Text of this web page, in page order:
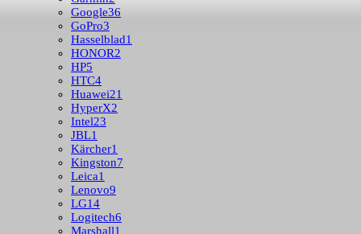
Google36
GoPro3
Hasselblad1
HONOR2
HP5
HTC4
Huawei21
HyperX2
Intel23
JBL1
Kärcher1
Kingston7
Leica1
Lenovo9
LG14
Logitech6
Marshall1